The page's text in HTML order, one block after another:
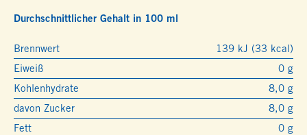
Durchschnittlicher Gehalt in 100 ml
Brennwert
139 kJ (33 kcal)
Eiweiß
0 g
Kohlenhydrate
8,0 g
davon Zucker
8,0 g
Fett
0 g